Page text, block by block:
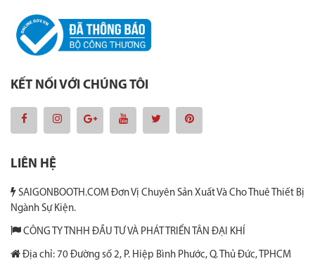
KẾT NỐI VỚI CHÚNG TÔI
LIÊN HỆ
SAIGONBOOTH.COM Đơn Vị Chuyên Sản Xuất Và Cho Thuê Thiết Bị
Ngành Sự Kiện.
CÔNG TY TNHH ĐẦU TƯ VÀ PHÁT TRIỂN TÂN ĐẠI KHÍ
Địa chỉ: 70 Đường số 2, P. Hiệp Bình Phước, Q. Thủ Đức, TPHCM